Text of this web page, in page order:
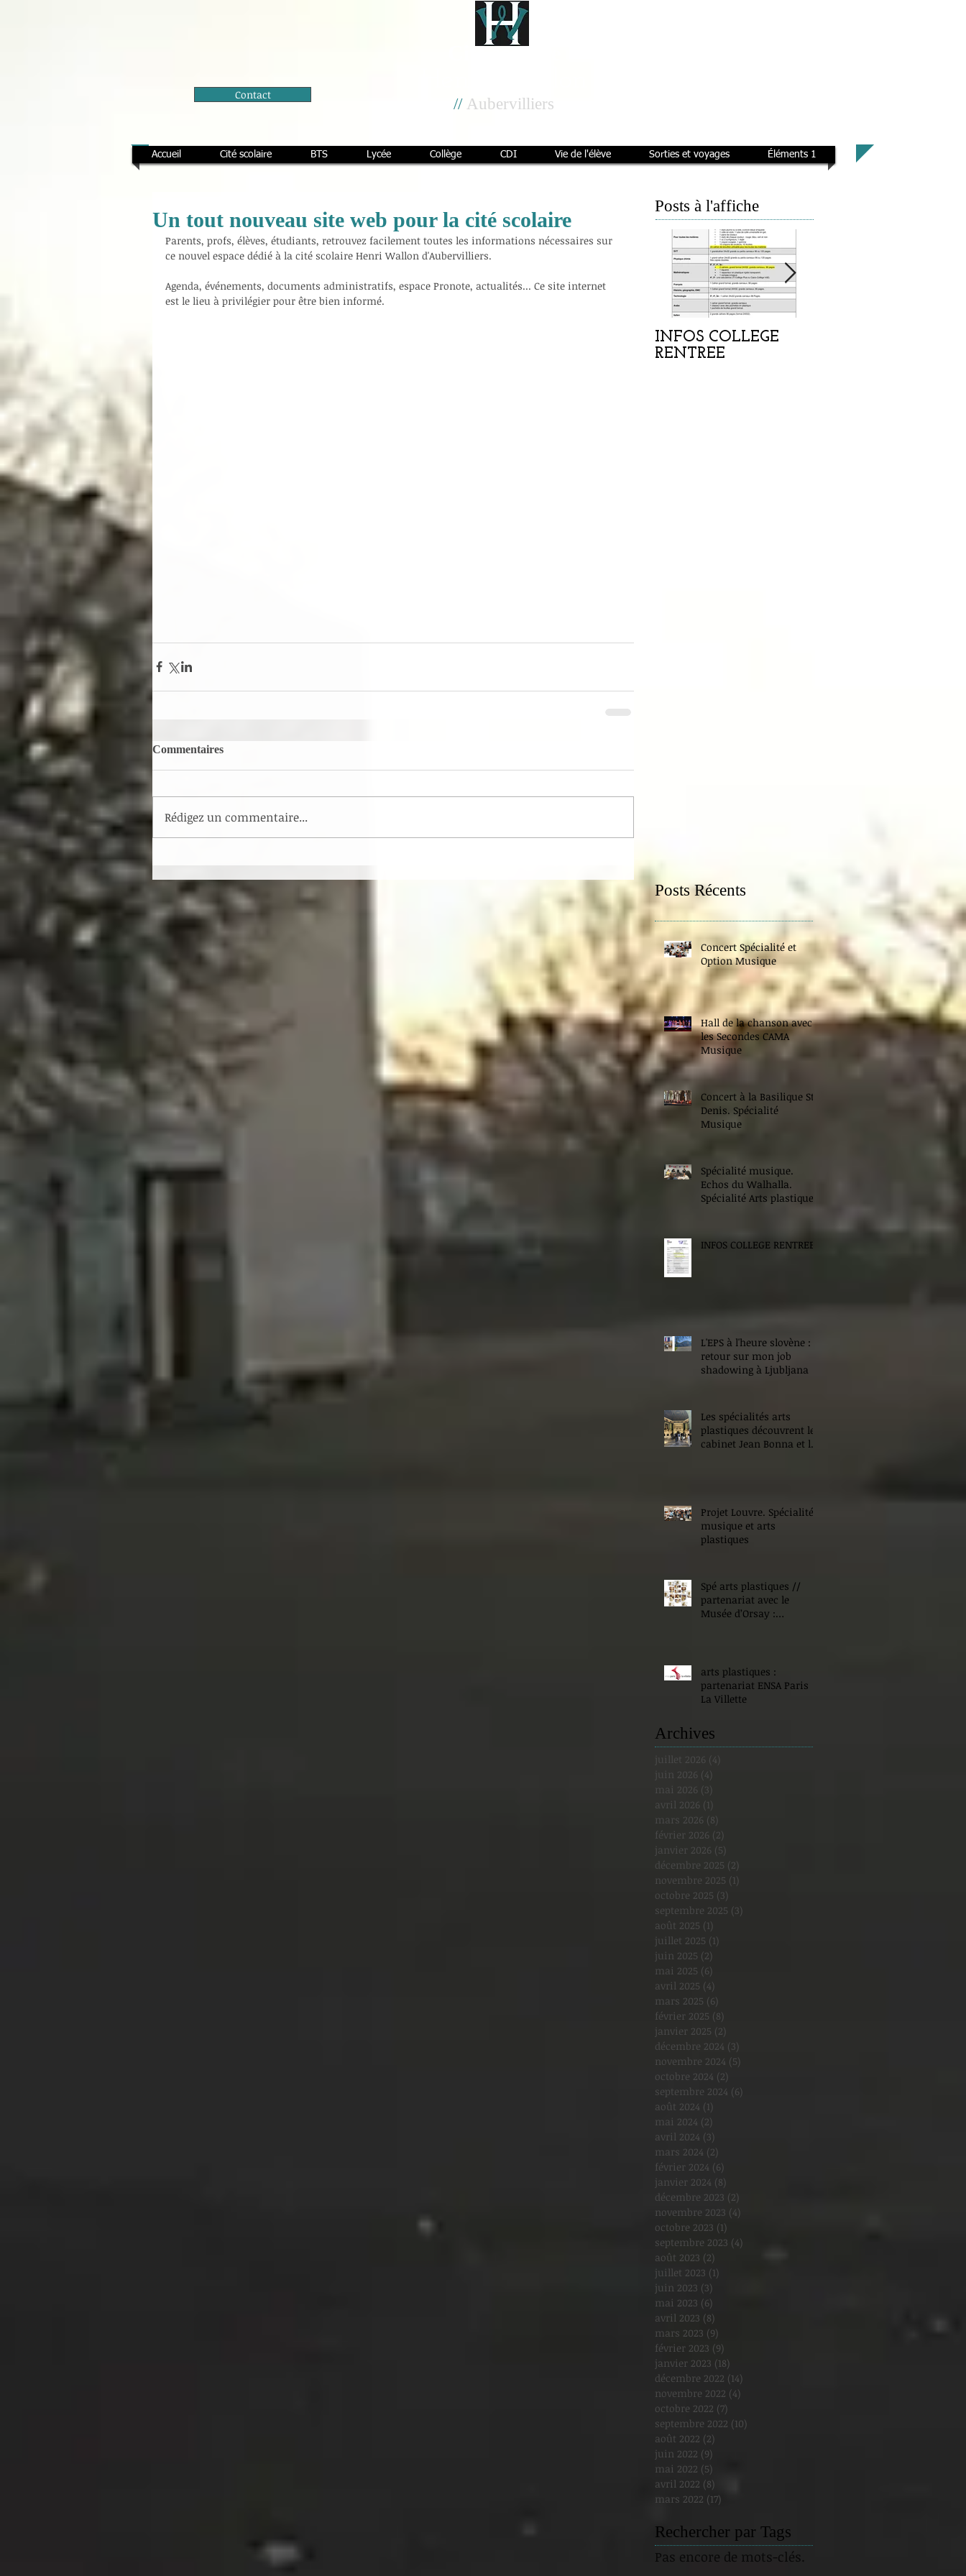
Contact
Cité scolaire
//Aubervilliers
Accueil Cité scolaire BTS Lycée Collège CDI Vie de l'élève Sorties et voyages Éléments 1
Un tout nouveau site web pour la cité scolaire
Parents, profs, élèves, étudiants, retrouvez facilement toutes les informations nécessaires sur
ce nouvel espace dédié à la cité scolaire Henri Wallon d'Aubervilliers.
Agenda, événements, documents administratifs, espace Pronote, actualités... Ce site internet
est le lieu à privilégier pour être bien informé.
Commentaires
Rédigez un commentaire...
Posts à l'affiche
INFOS COLLEGE
RENTREE
Posts Récents
Concert Spécialité et
Option Musique
Hall de la chanson avec
les Secondes CAMA
Musique
Concert à la Basilique St
Denis. Spécialité
Musique
Spécialité musique.
Echos du Walhalla.
Spécialité Arts plastiques.
INFOS COLLEGE RENTREE
L'EPS à l'heure slovène :
retour sur mon job
shadowing à Ljubljana
Les spécialités arts
plastiques découvrent le
cabinet Jean Bonna et les
Projet Louvre. Spécialité
musique et arts
plastiques
Spé arts plastiques //
partenariat avec le
Musée d’Orsay :
arts plastiques :
partenariat ENSA Paris
La Villette
Archives
juillet 2026 (4)
juin 2026 (4)
mai 2026 (3)
avril 2026 (1)
mars 2026 (8)
février 2026 (2)
janvier 2026 (5)
décembre 2025 (2)
novembre 2025 (1)
octobre 2025 (3)
septembre 2025 (3)
août 2025 (1)
juillet 2025 (1)
juin 2025 (2)
mai 2025 (6)
avril 2025 (4)
mars 2025 (6)
février 2025 (8)
janvier 2025 (2)
décembre 2024 (3)
novembre 2024 (5)
octobre 2024 (2)
septembre 2024 (6)
août 2024 (1)
mai 2024 (2)
avril 2024 (3)
mars 2024 (2)
février 2024 (6)
janvier 2024 (8)
décembre 2023 (2)
novembre 2023 (4)
octobre 2023 (1)
septembre 2023 (4)
août 2023 (2)
juillet 2023 (1)
juin 2023 (3)
mai 2023 (6)
avril 2023 (8)
mars 2023 (9)
février 2023 (9)
janvier 2023 (18)
décembre 2022 (14)
novembre 2022 (4)
octobre 2022 (7)
septembre 2022 (10)
août 2022 (2)
juin 2022 (9)
mai 2022 (5)
avril 2022 (8)
mars 2022 (17)
Rechercher par Tags
Pas encore de mots-clés.